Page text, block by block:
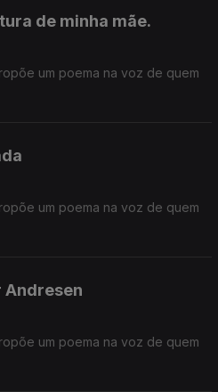
de minha mãe.
um poema na voz de quem
um poema na voz de quem
Andresen
um poema na voz de quem